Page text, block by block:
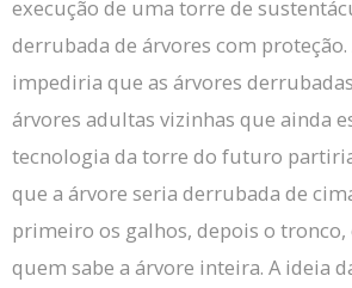
execução de uma torre de
derrubada de árvores com proteção.
impediria que as árvores
árvores adultas vizinhas que ainda
tecnologia da torre do futuro
que a árvore seria derrubada de
primeiro os galhos, depois o
quem sabe a árvore inteira. A ideia